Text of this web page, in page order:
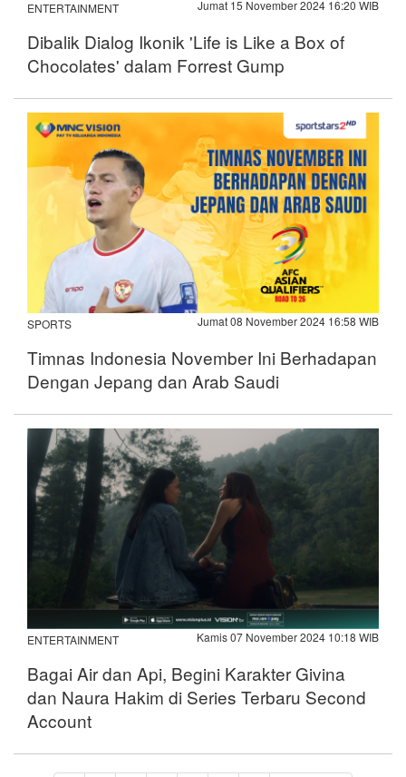
ENTERTAINMENT Jumat 15 November 2024 16:20 WIB
Dibalik Dialog Ikonik 'Life is Like a Box of
Chocolates' dalam Forrest Gump
SPORTS Jumat 08 November 2024 16:58 WIB
Timnas Indonesia November Ini Berhadapan
Dengan Jepang dan Arab Saudi
ENTERTAINMENT Kamis 07 November 2024 10:18 WIB
Bagai Air dan Api, Begini Karakter Givina
dan Naura Hakim di Series Terbaru Second
Account